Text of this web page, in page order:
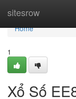
sitesrow
Home
Home
1
Xổ Số